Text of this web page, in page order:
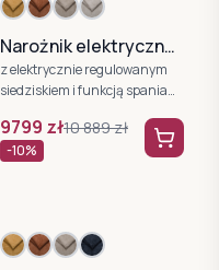
Narożnik elektryczny Colombo XL
z elektrycznie regulowanym
siedziskiem i funkcją spania
9799 zł10 889zł
-10%